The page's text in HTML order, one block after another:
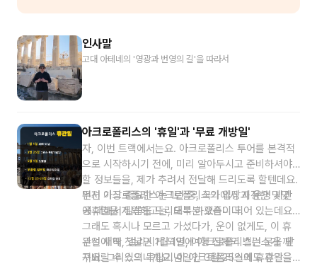
인사말
고대 아테네의 '영광과 번영의 길'을 따라서
아크로폴리스의 '휴일'과 '무료 개방일'
자, 이번 트랙에서는요. 아크로폴리스 투어를 본격적
으로 시작하시기 전에, 미리 알아두시고 준비하셔야
할 정보들을, 제가 추려서 전달해 드리도록 할텐데요.
먼저 가장 중요한 아크로폴리스의 입장과 운영 시간
에 대해서 말씀을 드리도록 하겠습니다.
우선 아크로폴리스는 1년 중, 국가에서 지정한 몇몇
공휴일을 제외하고는, 대부분 오픈이 되어 있는데요.
그래도 혹시나 모르고 가셨다가, 운이 없게도, 이 휴
관일에 딱, 걸리시게 되면, 여행 전체의 밸런스가 깨
져버릴 수 있으니까요. 이 아크로폴리스의 휴관일을
우선 새해 첫날인 1월 1일에 아크로폴리스는 문을 닫
구요. 그리스의 독립기념일인 3월 25일에도 휴관을